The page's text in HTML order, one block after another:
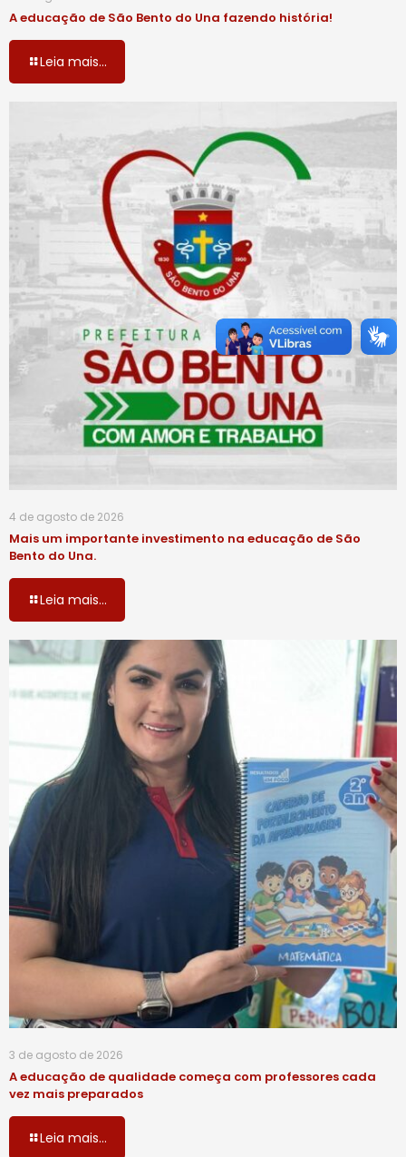
A educação de São Bento do Una fazendo história!
Leia mais...
4 de agosto de 2026
Mais um importante investimento na educação de São
Bento do Una.
Leia mais...
3 de agosto de 2026
A educação de qualidade começa com professores cada
vez mais preparados
Leia mais...